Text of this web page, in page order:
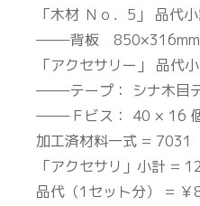
「木材 Ｎｏ．5」 品代
——–背板
「アクセサリー」 品代
——–テープ： シナ木目
——–Ｆビス： 40 × 16
加工済材料一式 = 7031
「アクセサリ」小計 =
品代（1セット分） = ￥